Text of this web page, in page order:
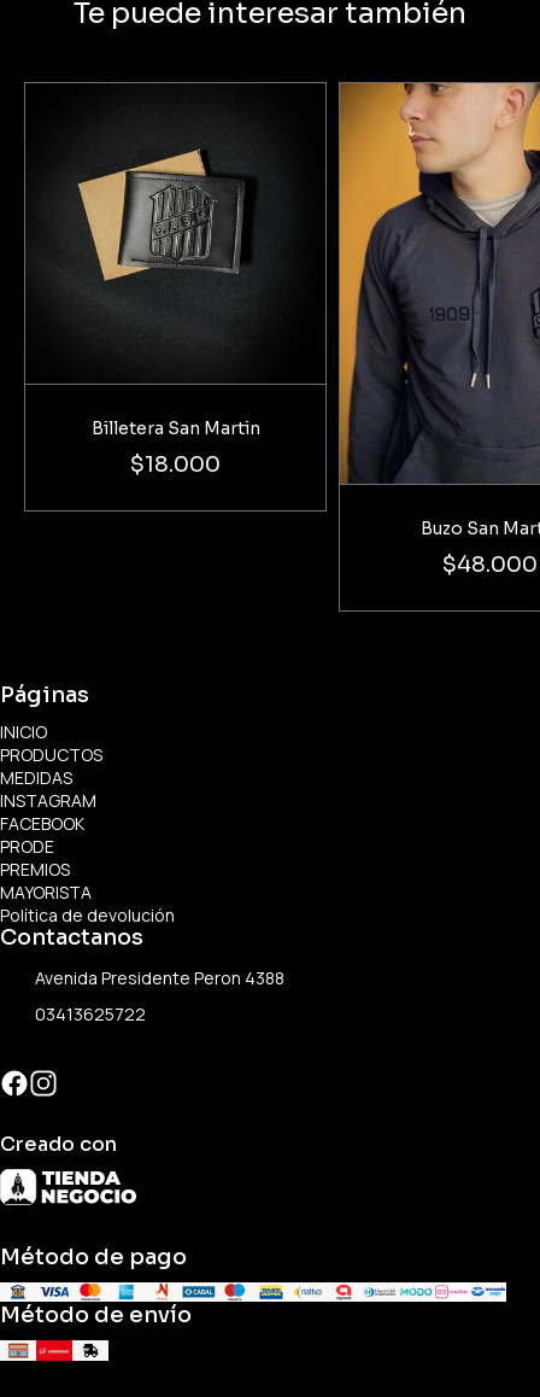
Te puede interesar también
Billetera San Martin
$18.000
Buzo San
$48.000
Páginas
INICIO
PRODUCTOS
MEDIDAS
INSTAGRAM
FACEBOOK
PRODE
PREMIOS
MAYORISTA
Política de devolución
Contactanos
Avenida Presidente Peron 4388
03413625722
Creado con
Método de pago
Método de envío